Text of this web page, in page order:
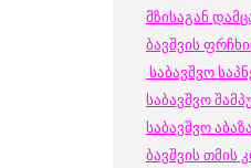
მზისაგან
ბავშვის
საბავშვო
საბავშვო
საბავშვო
ბავშვის თმის